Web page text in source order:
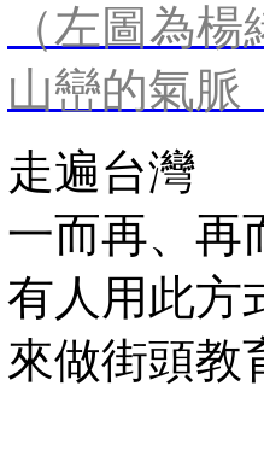
（左圖為
山巒的氣脈
走遍台灣
一而再、再
有人用此方
來做街頭教